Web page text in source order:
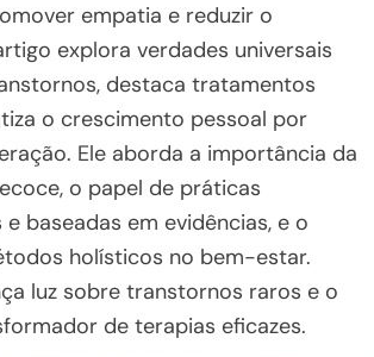
empatia e reduzir o
explora verdades universais
destaca tratamentos
o crescimento pessoal por
Ele aborda a importância da
o papel de práticas
baseadas em evidências, e o
holísticos no bem-estar.
luz sobre transtornos raros e o
de terapias eficazes.